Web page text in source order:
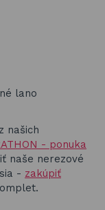
lano
našich
- ponuka
naše nerezové
- zakúpiť